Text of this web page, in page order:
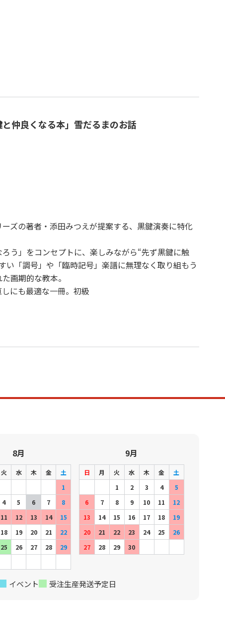
仲良くなる本」雪だるまのお話
ズの著者・添田みつえが提案する、黒鍵演奏に特化
う」をコンセプトに、楽しみながら“先ず黒鍵に触
い「調号」や「臨時記号」楽譜に無理なく取り組もう
画期的な教本。
にも最適な一冊。初級
8月
火 水 木 金
土
1
4 5 6 7
8
11 12 13 14
15
18 19 20 21
22
25 26 27 28
29
9月
日 月 火 水 木 金
土
1
2 3 4
5
6
7 8 9 10 11
12
13
14 15 16 17 18
19
20
21 22 23 24 25
26
27
28 29 30
イベント 受注生産発送予定日